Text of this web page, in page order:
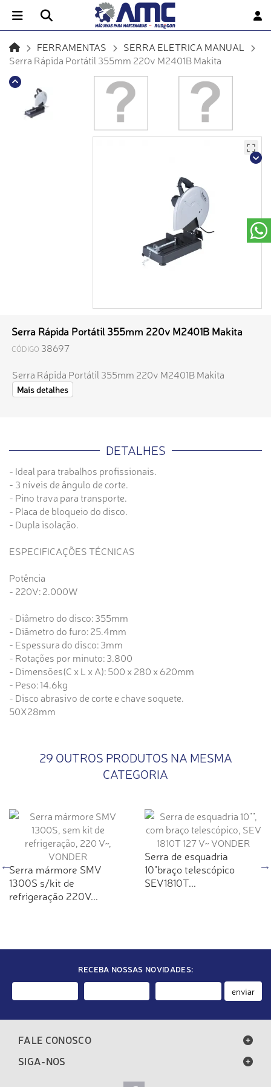
FERRAMENTAS
SERRA ELETRICA MANUAL
Serra Rápida Portátil 355mm 220v M2401B Makita
Serra Rápida Portátil 355mm 220v M2401B Makita
CÓDIGO 38697
Serra Rápida Portátil 355mm 220v M2401B Makita
Mais detalhes
DETALHES
- Ideal para trabalhos profissionais.
- 3 níveis de ângulo de corte.
- Pino trava para transporte.
- Placa de bloqueio do disco.
- Dupla isolação.
ESPECIFICAÇÕES TÉCNICAS
Potência
- 220V: 2.000W
- Diâmetro do disco: 355mm
- Diâmetro do furo: 25.4mm
- Espessura do disco: 3mm
- Rotações por minuto: 3.800
- Dimensões(C x L x A): 500 x 280 x 620mm
- Peso: 14.6kg
- Disco abrasivo de corte e chave soquete.
50X28mm
29 OUTROS PRODUTOS NA MESMA
CATEGORIA
Serra mármore SMV
1300S s/kit de
refrigeração 220V...
Serra de esquadria
10"braço telescópico
SEV1810T...
RECEBA NOSSAS NOVIDADES:
enviar
FALE CONOSCO
SIGA-NOS